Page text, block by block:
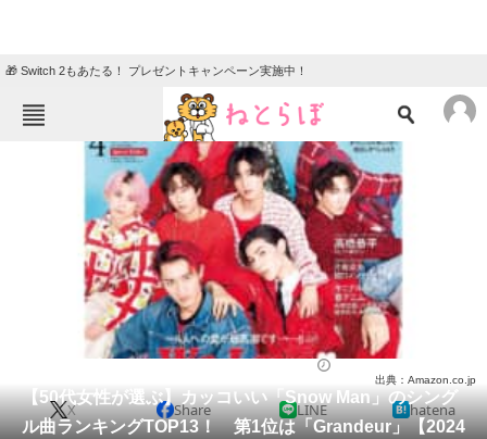
🎁 Switch 2もあたる！ プレゼントキャンペーン実施中！
ねとらぼメニュー
ニュース
クイズ
地域
教育・育児
リサーチ
会員記事
【50代女性が選ぶ】カッコいい「Snow Man」のシング
ル曲ランキングTOP13！ 第1位は「Grandeur」【2024
出典：Amazon.co.jp
X Share LINE hatena